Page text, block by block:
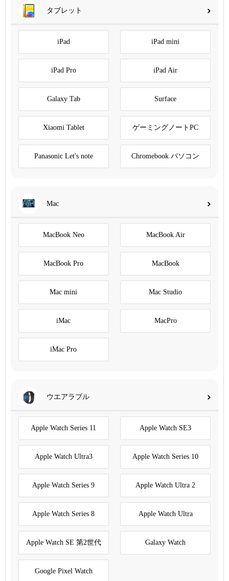
タブレット
iPad iPad mini
iPad Pro iPad Air
Galaxy Tab Surface
Xiaomi Tablet ゲーミングノートPC
Panasonic Let's note Chromebook パソコン
Mac
MacBook Neo MacBook Air
MacBook Pro MacBook
Mac mini Mac Studio
iMac MacPro
iMac Pro
ウエアラブル
Apple Watch Series 11 Apple Watch SE3
Apple Watch Ultra3 Apple Watch Series 10
Apple Watch Series 9 Apple Watch Ultra 2
Apple Watch Series 8 Apple Watch Ultra
Apple Watch SE 第2世代 Galaxy Watch
Google Pixel Watch